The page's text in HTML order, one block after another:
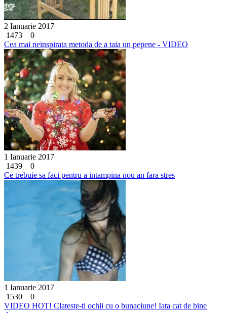
2 Ianuarie 2017
1473
0
Cea mai neinspirata metoda de a taia un pepene - VIDEO
1 Ianuarie 2017
1439
0
Ce trebuie sa faci pentru a intampina nou an fara stres
1 Ianuarie 2017
1530
0
VIDEO HOT! Clateste-ti ochii cu o bunaciune! Iata cat de bine